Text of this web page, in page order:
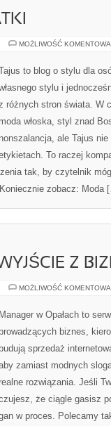
MOŻLIWOŚĆ
to blog o stylu dla
stylu i
różnych stron świata. W
moda włoska, styl znad
nonszalancja, ale Tajus
To raczej
tak, by czytelnik
zobacz: Moda
Z
MOŻLIWOŚĆ
Manager w Opałach to
biznes,
budują sprzedaż
zamiast modnych
realne rozwiązania. Jeśli
że ciągle gasisz
w proces. Polecamy